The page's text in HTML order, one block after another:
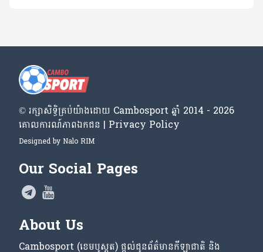
© រក្សា​សិទ្ធិ​គ្រប់​យ៉ាង​ដោយ​ Cambosport ឆ្នាំ 2014 - 2026
គោលការណ៍​ភាព​ឯកជន | Privacy Policy
Designed by Nalo RIM
Our Social Pages
About Us
Cambosport (ខេមបូស្ពត) ផ្តល់ជូនព័ត៌មានកីឡាជាតិ និង